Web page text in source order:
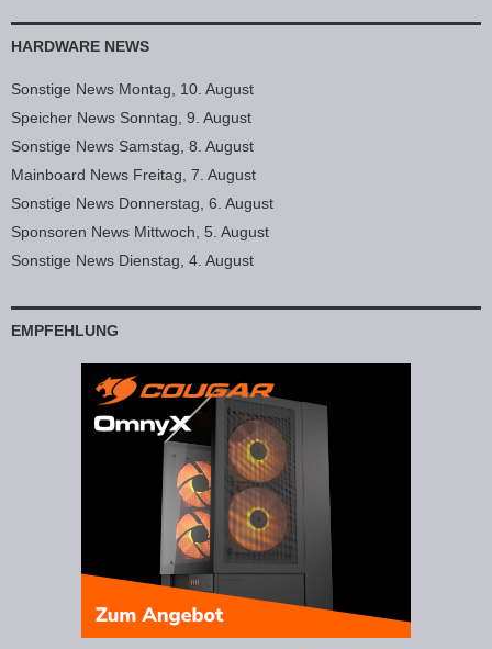
HARDWARE NEWS
Sonstige News Montag, 10. August
Speicher News Sonntag, 9. August
Sonstige News Samstag, 8. August
Mainboard News Freitag, 7. August
Sonstige News Donnerstag, 6. August
Sponsoren News Mittwoch, 5. August
Sonstige News Dienstag, 4. August
EMPFEHLUNG